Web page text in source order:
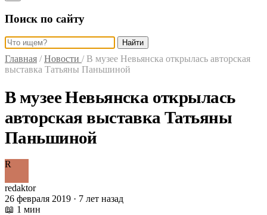
Поиск по сайту
Найти
Главная / Новости / В музее Невьянска открылась авторская
выставка Татьяны Паньшиной
В музее Невьянска открылась
авторская выставка Татьяны
Паньшиной
R
redaktor
26 февраля 2019 · 7 лет назад
📖 1 мин